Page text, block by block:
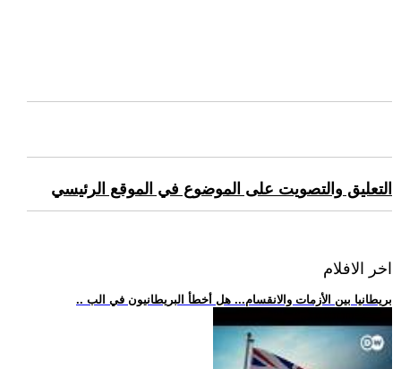
التعليق والتصويت على الموضوع في الموقع الرئيسي
اخر الافلام
.. بريطانيا بين الأزمات والانقسام... هل أخطأ البريطانيون في الب